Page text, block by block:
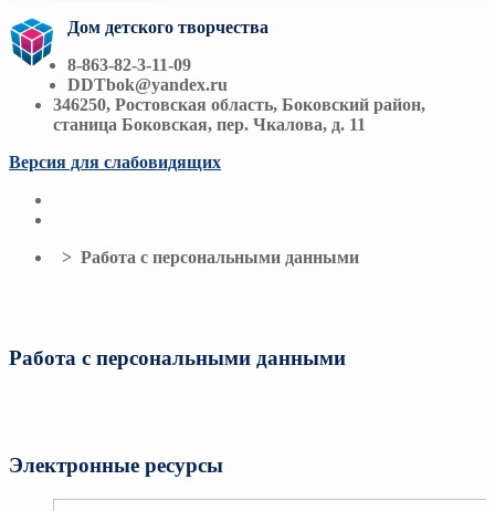
Дом детского творчества
8-863-82-3-11-09
DDTbok@yandex.ru
346250, Ростовская область, Боковский район,
станица Боковская, пер. Чкалова, д. 11
Версия для слабовидящих
> Работа с персональными данными
Работа с персональными данными
Электронные ресурсы